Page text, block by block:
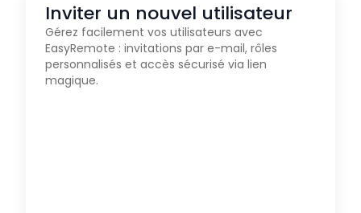
Inviter un nouvel utilisateur
Gérez facilement vos utilisateurs avec
EasyRemote : invitations par e-mail, rôles
personnalisés et accès sécurisé via lien
magique.